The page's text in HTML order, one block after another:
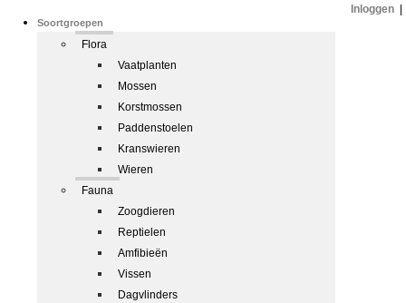
Soortgroepen
Flora
Vaatplanten
Mossen
Korstmossen
Paddenstoelen
Kranswieren
Wieren
Fauna
Zoogdieren
Reptielen
Amfibieën
Vissen
Dagvlinders
Inloggen